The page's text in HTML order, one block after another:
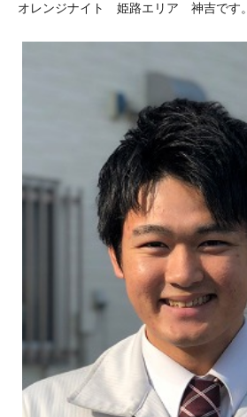
オレンジナイト 姫路エリア 神吉です。